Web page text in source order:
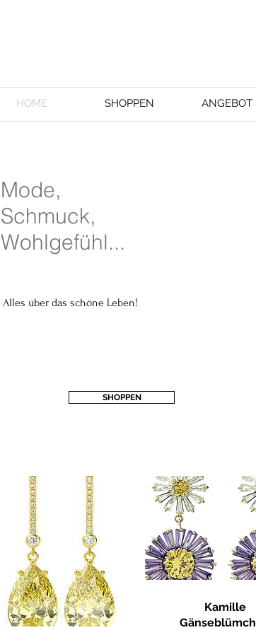
HOME SHOPPEN ANGEBOT
Mode,
Schmuck,
Wohlgefühl...
Alles über das schöne Leben!
SHOPPEN
Kamille